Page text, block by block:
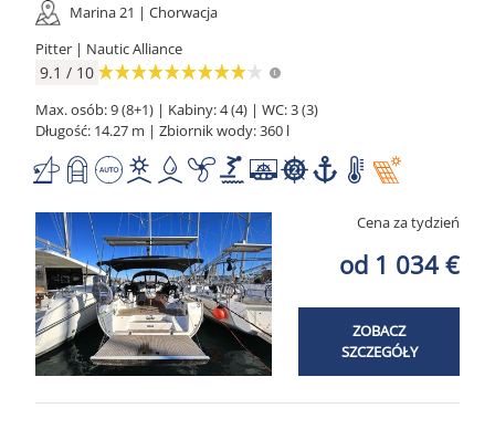
Marina 21 | Chorwacja
Pitter | Nautic Alliance
9.1 / 10
Max. osób: 9 (8+1) | Kabiny: 4 (4) | WC: 3 (3)
Długość: 14.27 m | Zbiornik wody: 360 l
Cena za tydzień
od 1 034 €
ZOBACZ
SZCZEGÓŁY